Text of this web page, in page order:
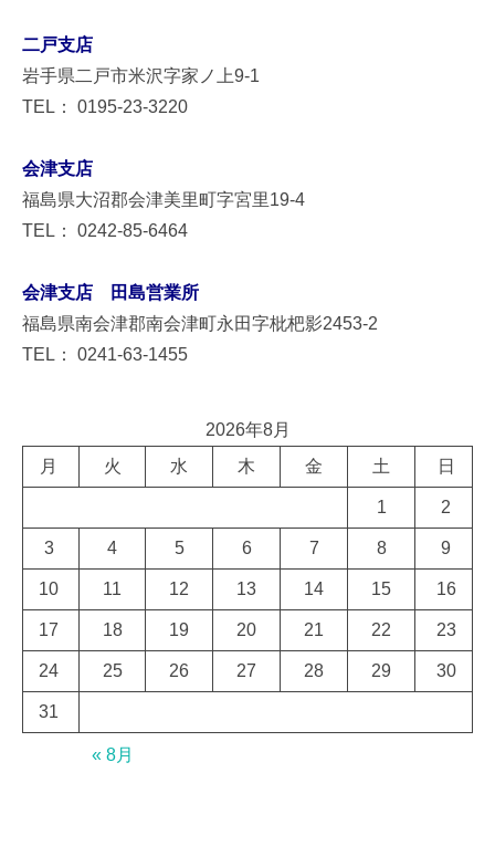
二戸支店
岩手県二戸市米沢字家ノ上9-1
TEL： 0195-23-3220
会津支店
福島県大沼郡会津美里町字宮里19-4
TEL： 0242-85-6464
会津支店 田島営業所
福島県南会津郡南会津町永田字枇杷影2453-2
TEL： 0241-63-1455
2026年8月
月
火 水 木 金 土 日
1 2
3 4 5 6 7 8 9
10 11 12 13 14 15 16
17 18 19 20 21 22 23
24 25 26 27 28 29 30
31
« 8月